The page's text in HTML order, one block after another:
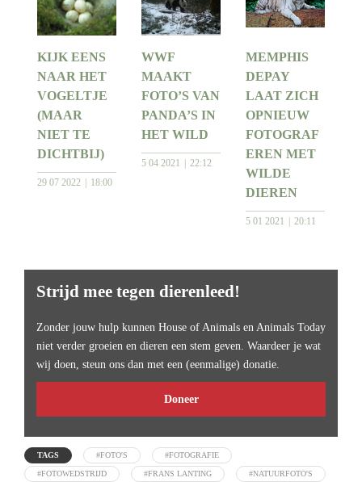
KIJK EENS
NAAR HET
VOGELTJE
(MAAR
NIET TE
DICHTBIJ)
29 07 2022 18:00
WWF
MAAKT
FOTO’S VAN
PANDA’S IN
HET WILD
5 04 2021 22:12
MEMPHIS
DEPAY
LAAT ZICH
OPNIEUW
FOTOGRAF
EREN MET
WILDE
DIEREN
5 01 2021 20:11
Strijd mee tegen dierenleed!
Zonder jouw hulp kunnen House of Animals en Animals Today
niet verder groeien en dieren een stem geven. Waardeer je wat
wij doen, steun ons dan met een (eenmalige) donatie.
Doneer
TAGS #FOTO'S #FOTOGRAFIE
#FOTOWEDSTRIJD #FRANS LANTING #NATUURFOTO'S